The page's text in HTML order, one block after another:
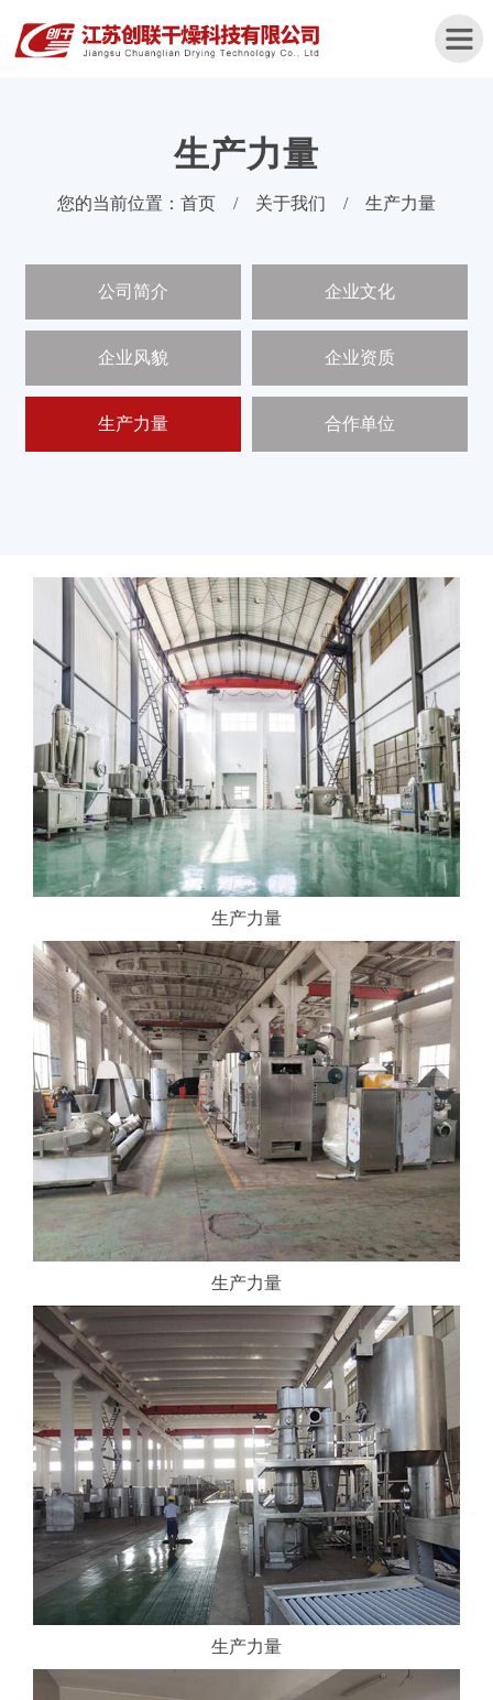
页
我
产
中
心
程
案
例
客
中
才
中
心
联
系
我
们
生产力量
您的当前位置： 首页 / 关于我们 / 生产力量
公司简介 企业文化
企业风貌 企业资质
生产力量 合作单位
生产力量
生产力量
生产力量